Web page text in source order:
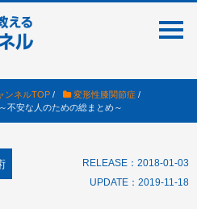
ンネルTOP / 変形性膝関節症 /
不安な人のための総まとめ～
RELEASE： 2018-01-03
UPDATE：2019-11-18